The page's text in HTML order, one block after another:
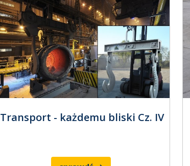
Transport - każdemu bliski Cz. IV